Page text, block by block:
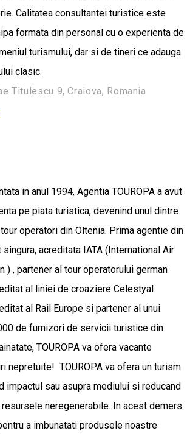
Calitatea consultantei turistice este
formata din personal cu o experienta de
turismului, dar si de tineri ce adauga
clasic.
Titulescu 9, Craiova, Romania
in anul 1994, Agentia TOUROPA a avut
pe piata turistica, devenind unul dintre
operatori din Oltenia. Prima agentie din
acreditata IATA (International Air
) , partener al tour operatorului german
al liniei de croaziere Celestyal
al Rail Europe si partener al unui
de furnizori de servicii turistice din
TOUROPA va ofera vacante
nepretuite! TOUROPA va ofera un turism
impactul sau asupra mediului si reducand
neregenerabile. In acest demers
a imbunatati produsele noastre